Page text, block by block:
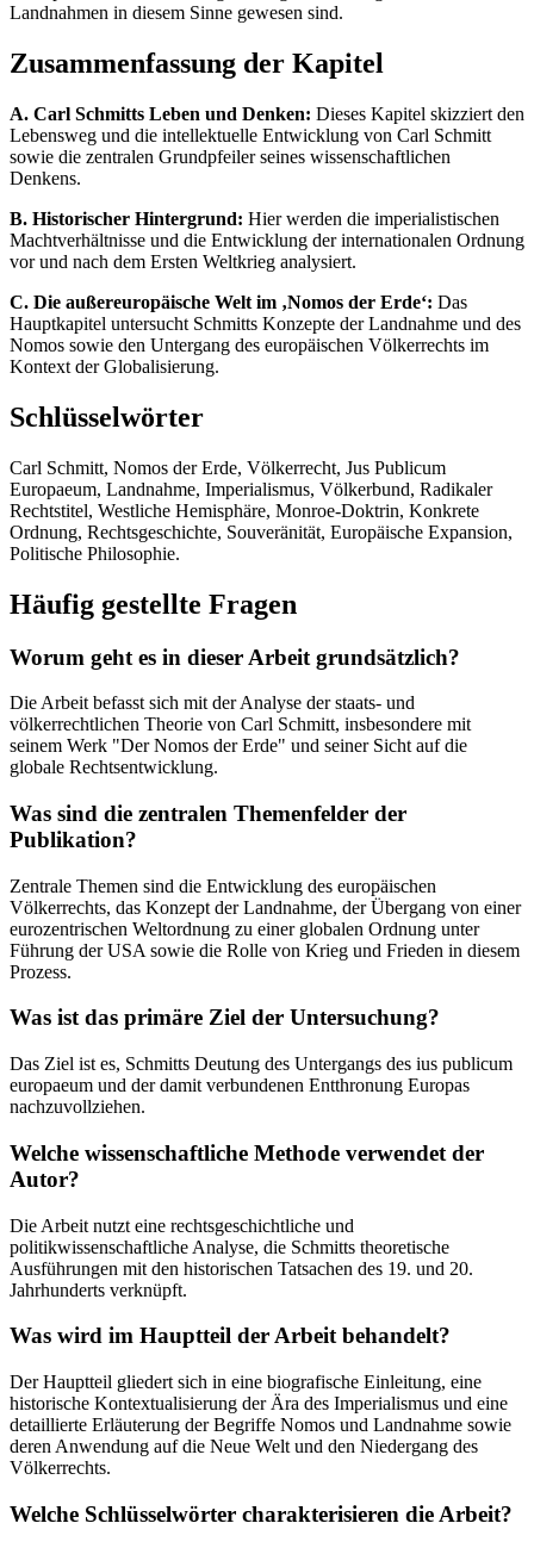
Landnahmen in diesem Sinne gewesen sind.
Zusammenfassung der Kapitel
A. Carl Schmitts Leben und Denken: Dieses Kapitel skizziert den
Lebensweg und die intellektuelle Entwicklung von Carl Schmitt
sowie die zentralen Grundpfeiler seines wissenschaftlichen
Denkens.
B. Historischer Hintergrund: Hier werden die imperialistischen
Machtverhältnisse und die Entwicklung der internationalen Ordnung
vor und nach dem Ersten Weltkrieg analysiert.
C. Die außereuropäische Welt im ‚Nomos der Erde‘: Das
Hauptkapitel untersucht Schmitts Konzepte der Landnahme und des
Nomos sowie den Untergang des europäischen Völkerrechts im
Kontext der Globalisierung.
Schlüsselwörter
Carl Schmitt, Nomos der Erde, Völkerrecht, Jus Publicum
Europaeum, Landnahme, Imperialismus, Völkerbund, Radikaler
Rechtstitel, Westliche Hemisphäre, Monroe-Doktrin, Konkrete
Ordnung, Rechtsgeschichte, Souveränität, Europäische Expansion,
Politische Philosophie.
Häufig gestellte Fragen
Worum geht es in dieser Arbeit grundsätzlich?
Die Arbeit befasst sich mit der Analyse der staats- und
völkerrechtlichen Theorie von Carl Schmitt, insbesondere mit
seinem Werk "Der Nomos der Erde" und seiner Sicht auf die
globale Rechtsentwicklung.
Was sind die zentralen Themenfelder der
Publikation?
Zentrale Themen sind die Entwicklung des europäischen
Völkerrechts, das Konzept der Landnahme, der Übergang von einer
eurozentrischen Weltordnung zu einer globalen Ordnung unter
Führung der USA sowie die Rolle von Krieg und Frieden in diesem
Prozess.
Was ist das primäre Ziel der Untersuchung?
Das Ziel ist es, Schmitts Deutung des Untergangs des ius publicum
europaeum und der damit verbundenen Entthronung Europas
nachzuvollziehen.
Welche wissenschaftliche Methode verwendet der
Autor?
Die Arbeit nutzt eine rechtsgeschichtliche und
politikwissenschaftliche Analyse, die Schmitts theoretische
Ausführungen mit den historischen Tatsachen des 19. und 20.
Jahrhunderts verknüpft.
Was wird im Hauptteil der Arbeit behandelt?
Der Hauptteil gliedert sich in eine biografische Einleitung, eine
historische Kontextualisierung der Ära des Imperialismus und eine
detaillierte Erläuterung der Begriffe Nomos und Landnahme sowie
deren Anwendung auf die Neue Welt und den Niedergang des
Völkerrechts.
Welche Schlüsselwörter charakterisieren die Arbeit?